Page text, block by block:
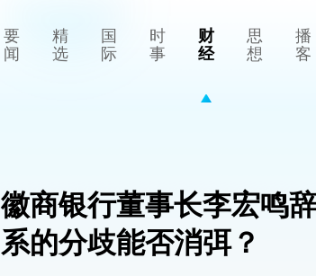
要
闻
精
选
国
际
时
事
财
经
思
想
播
客
徽商银行董事长李宏鸣
系的分歧能否消弭？